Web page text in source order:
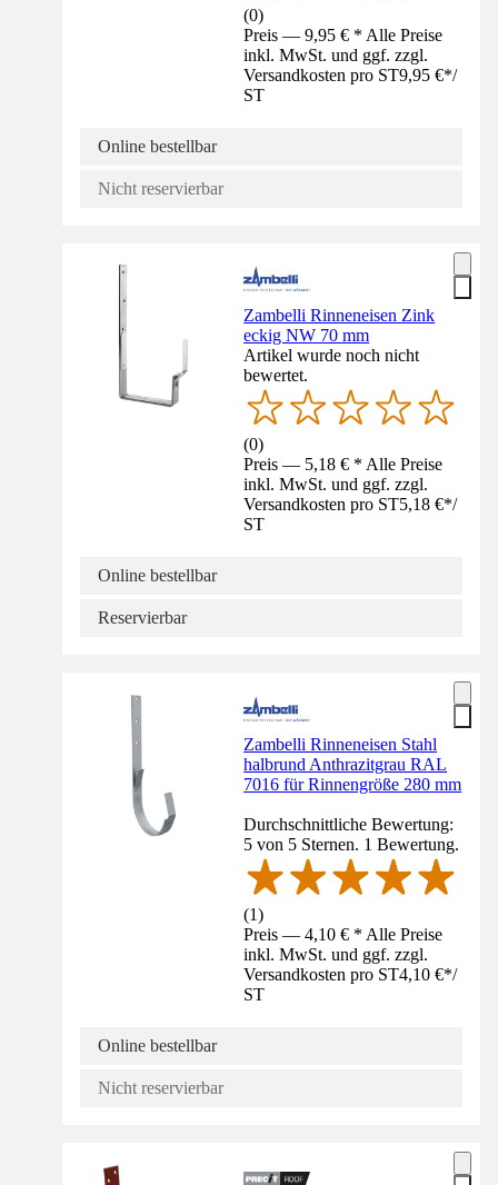
(0)
Preis — 9,95 € * Alle Preise
inkl. MwSt. und ggf. zzgl.
Versandkosten pro ST9,95 €*/
ST
Online bestellbar
Nicht reservierbar
Zambelli Rinneneisen Zink
eckig NW 70 mm
Artikel wurde noch nicht
bewertet.
(0)
Preis — 5,18 € * Alle Preise
inkl. MwSt. und ggf. zzgl.
Versandkosten pro ST5,18 €*/
ST
Online bestellbar
Reservierbar
Zambelli Rinneneisen Stahl
halbrund Anthrazitgrau RAL
7016 für Rinnengröße 280 mm
Durchschnittliche Bewertung:
5 von 5 Sternen. 1 Bewertung.
(1)
Preis — 4,10 € * Alle Preise
inkl. MwSt. und ggf. zzgl.
Versandkosten pro ST4,10 €*/
ST
Online bestellbar
Nicht reservierbar